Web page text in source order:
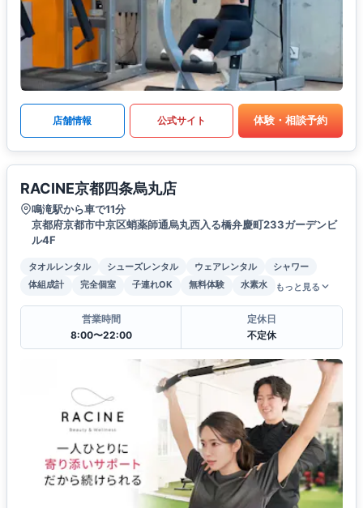
店舗情報 公式サイト 体験・相談予約
RACINE京都四条烏丸店
鳴滝駅から車で11分
京都府京都市中京区蛸薬師通烏丸西入る橋弁慶町233ガーデンビ
ル4F
タオルレンタル シューズレンタル ウェアレンタル
シャワー
体組成計
完全個室 子連れOK 無料体験 水素水 もっと見る
営業時間
8:00〜22:00
定休日
不定休